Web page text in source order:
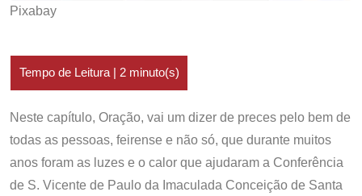
Pixabay
Neste capítulo, Oração, vai um dizer de preces pelo bem de
todas as pessoas, feirense e não só, que durante muitos
anos foram as luzes e o calor que ajudaram a Conferência
de S. Vicente de Paulo da Imaculada Conceição de Santa